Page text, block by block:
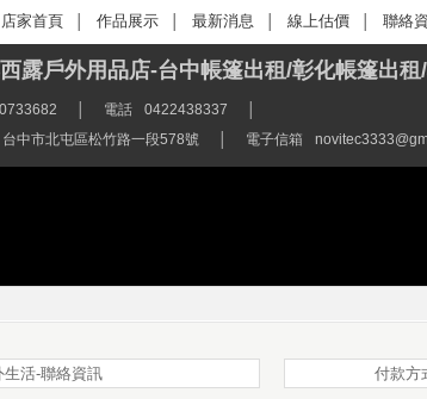
店家首頁 作品展示 最新消息 線上估價 聯絡
露戶外用品店-台中帳篷出租/彰化帳篷出
電話 0422438337
台中市北屯區松竹路一段578號 電子信箱
生活-聯絡資訊 付款方